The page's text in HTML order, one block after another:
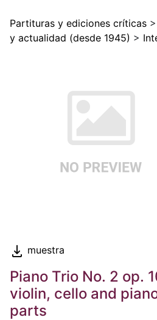
Partituras y ediciones críticas >
y actualidad (desde 1945) >
muestra
Piano Trio No. 2 op.
violin, cello and
parts